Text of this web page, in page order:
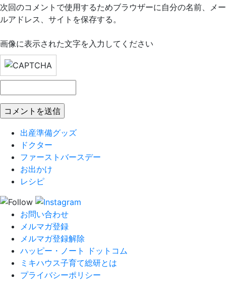
次回のコメントで使用するためブラウザーに自分の名前、メー
ルアドレス、サイトを保存する。
画像に表示された文字を入力してください
出産準備グッズ
ドクター
ファーストバースデー
お出かけ
レシピ
お問い合わせ
メルマガ登録
メルマガ登録解除
ハッピー・ノート ドットコム
ミキハウス子育て総研とは
プライバシーポリシー